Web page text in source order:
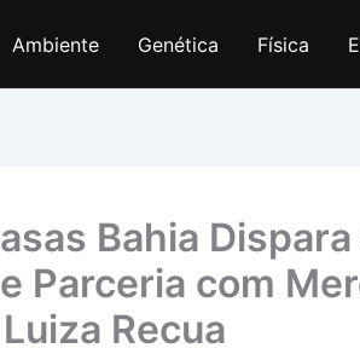
Ambiente Genética Física
Bahia
Parceria com
Recua